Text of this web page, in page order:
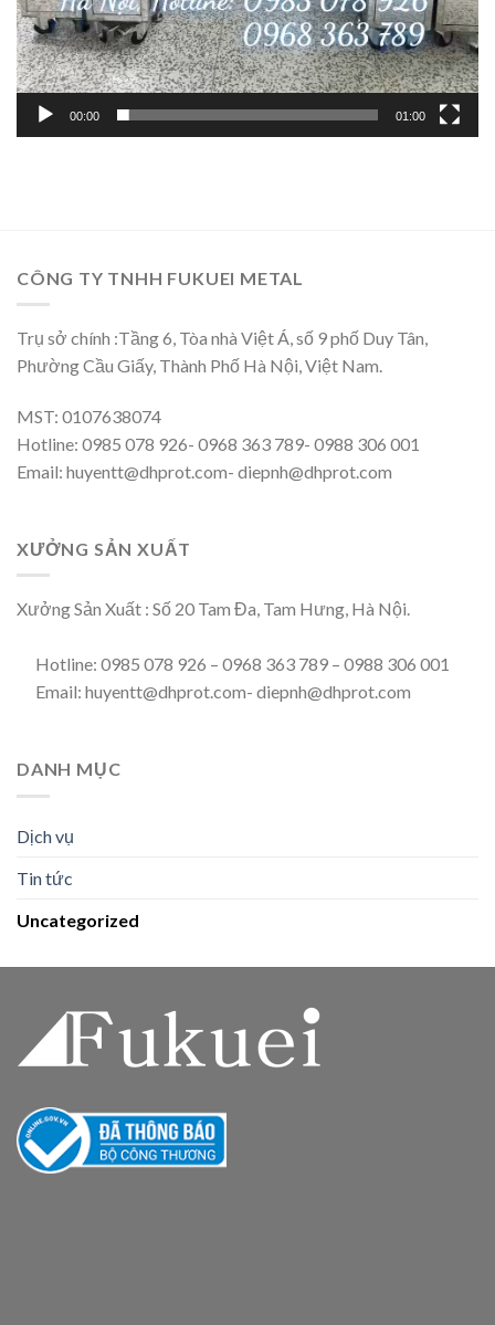
00:00 01:00
CÔNG TY TNHH FUKUEI METAL
Trụ sở chính :Tầng 6, Tòa nhà Việt Á, số 9 phố Duy Tân,
Phường Cầu Giấy, Thành Phố Hà Nội, Việt Nam.
MST: 0107638074
Hotline: 0985 078 926- 0968 363 789- 0988 306 001
Email: huyentt@dhprot.com- diepnh@dhprot.com
XƯỞNG SẢN XUẤT
Xưởng Sản Xuất : Số 20 Tam Đa, Tam Hưng, Hà Nội.
Hotline: 0985 078 926 – 0968 363 789 – 0988 306 001
Email: huyentt@dhprot.com- diepnh@dhprot.com
DANH MỤC
Dịch vụ
Tin tức
Uncategorized